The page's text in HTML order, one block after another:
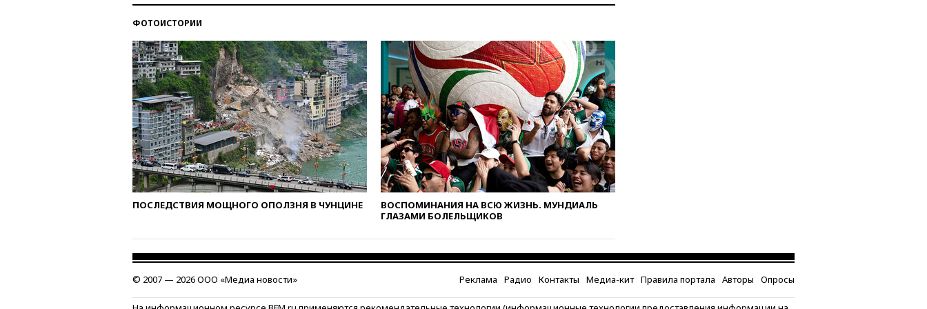
вчера, 17:50Миронов призвал
снять «Яблоко» с выборов в
Госдуму
вчера, 17:45 Правительство
получит «золотую акцию» в
управлении аэропортом
Шереметьево
вчера, 17:35Шесть человек
пострадали при ударе ВСУ по
автобусу в Запорожской
области
вчера, 17:25 В аэропортах
Сочи и Геленджика сняты
вчера, 17:17Власти РФ
атак на склады Wildberries
ФОТОИСТОРИИ
ПОСЛЕДСТВИЯ МОЩНОГО ОПОЛЗНЯ В ЧУНЦИНЕ
ВОСПОМИНАНИЯ НА ВСЮ ЖИЗНЬ. МУНДИАЛЬ
ГЛАЗАМИ БОЛЕЛЬЩИКОВ
© 2007 — 2026 ООО «Медиа новости» Реклама Радио Контакты Медиа-кит Правила портала Авторы Опросы